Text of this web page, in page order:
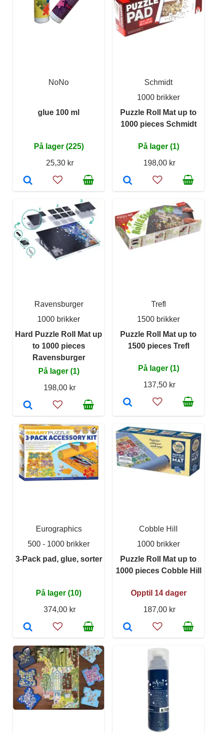
NoNo
glue 100 ml
På lager (225)
25,30 kr
Schmidt
1000 brikker
Puzzle Roll Mat up to
1000 pieces Schmidt
På lager (1)
198,00 kr
Ravensburger
1000 brikker
Hard Puzzle Roll Mat up
to 1000 pieces
Ravensburger
På lager (1)
198,00 kr
Trefl
1500 brikker
Puzzle Roll Mat up to
1500 pieces Trefl
På lager (1)
137,50 kr
Eurographics
500 - 1000 brikker
3-Pack pad, glue, sorter
På lager (10)
374,00 kr
Cobble Hill
1000 brikker
Puzzle Roll Mat up to
1000 pieces Cobble Hill
Opptil 14 dager
187,00 kr